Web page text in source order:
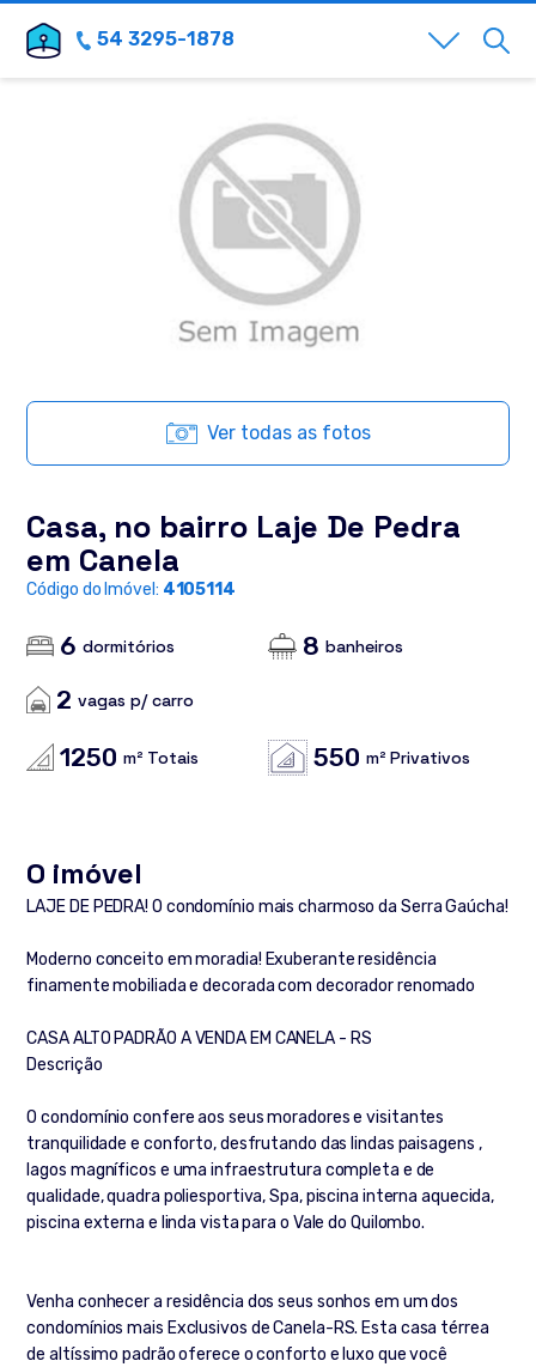
54 3295-1878
Ver todas as fotos
Casa, no bairro Laje De Pedra
em Canela
Código do Imóvel: 4105114
6 dormitórios 8 banheiros
2 vagas p/ carro
1250 m² Totais 550 m² Privativos
O imóvel
LAJE DE PEDRA! O condomínio mais charmoso da Serra Gaúcha!
Moderno conceito em moradia! Exuberante residência
finamente mobiliada e decorada com decorador renomado
CASA ALTO PADRÃO A VENDA EM CANELA - RS
Descrição
O condomínio confere aos seus moradores e visitantes
tranquilidade e conforto, desfrutando das lindas paisagens ,
lagos magníficos e uma infraestrutura completa e de
qualidade, quadra poliesportiva, Spa, piscina interna aquecida,
piscina externa e linda vista para o Vale do Quilombo.
Venha conhecer a residência dos seus sonhos em um dos
condomínios mais Exclusivos de Canela-RS. Esta casa térrea
de altíssimo padrão oferece o conforto e luxo que você